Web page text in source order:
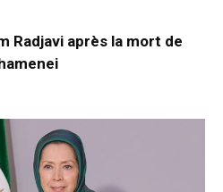
Radjavi après la mort de